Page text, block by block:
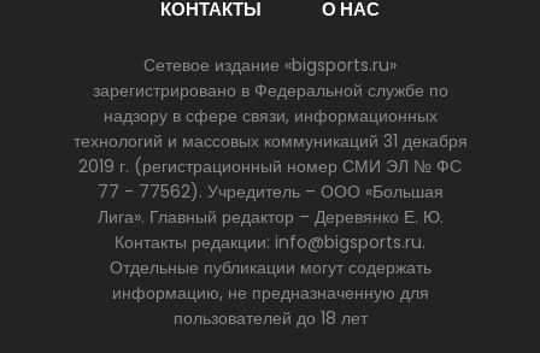
КОНТАКТЫ О НАС
Сетевое издание «bigsports.ru»
зарегистрировано в Федеральной службе по
надзору в сфере связи, информационных
технологий и массовых коммуникаций 31 декабря
2019 г. (регистрационный номер СМИ ЭЛ № ФС
77 - 77562). Учредитель – ООО «Большая
Лига». Главный редактор – Деревянко Е. Ю.
Контакты редакции: info@bigsports.ru.
Отдельные публикации могут содержать
информацию, не предназначенную для
пользователей до 18 лет